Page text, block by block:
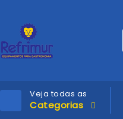
Veja todas as
Categorias